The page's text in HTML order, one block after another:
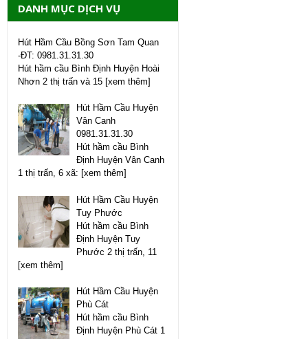
DANH MỤC DỊCH VỤ
Hút Hầm Cầu Bồng Sơn Tam Quan
-ĐT: 0981.31.31.30
Hút hầm cầu Bình Định Huyện Hoài
Nhơn 2 thị trấn và 15 [xem thêm]
Hút Hầm Cầu Huyện
Vân Canh
0981.31.31.30
Hút hầm cầu Bình
Định Huyện Vân Canh
1 thị trấn, 6 xã: [xem thêm]
Hút Hầm Cầu Huyện
Tuy Phước
Hút hầm cầu Bình
Định Huyện Tuy
Phước 2 thị trấn, 11
[xem thêm]
Hút Hầm Cầu Huyện
Phù Cát
Hút hầm cầu Bình
Định Huyện Phù Cát 1